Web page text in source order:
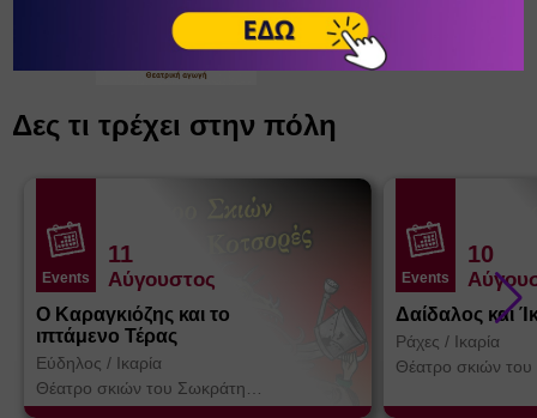
Δες τι τρέχει στην πόλη
Events
11
Αύγουστος
Ο Καραγκιόζης και το
ιπτάμενο Τέρας
Εύδηλος / Ικαρία
Θέατρο σκιών του Σωκράτη
Κοτσορέ
Events
10
Δαίδαλος και
Ράχες / Ικαρία
Θέατρο σκιών